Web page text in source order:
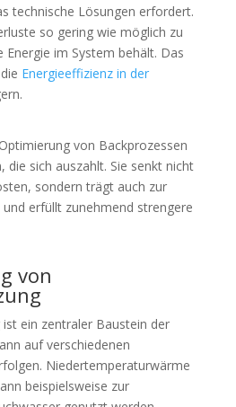
technische Lösungen erfordert.
so gering wie möglich zu
im System behält. Das
Energieeffizienz in der
von Backprozessen
die sich auszahlt. Sie senkt nicht
sondern trägt auch zur
erfüllt zunehmend strengere
von
ein zentraler Baustein der
auf verschiedenen
Niedertemperaturwärme
beispielsweise zur